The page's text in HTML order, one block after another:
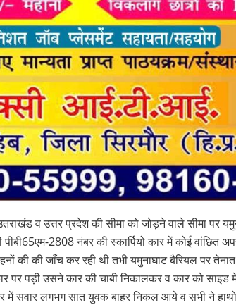
व उत्तर प्रदेश की सीमा को जोड़ने वाले सीमा पर
2808 नंबर की स्कार्पियो कार में कोई वांछित
की की जाँच कर रही थी तभी यमुनाघाट बैरियल पर
पर पड़ी उसने कार की चाबी निकालकर व कार को
में सवार लगभग सात युवक बाहर निकल आये व सभी ने